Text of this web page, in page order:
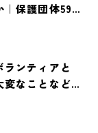
保護団体59団
・保護猫白書
ランティアと
なことなど紹